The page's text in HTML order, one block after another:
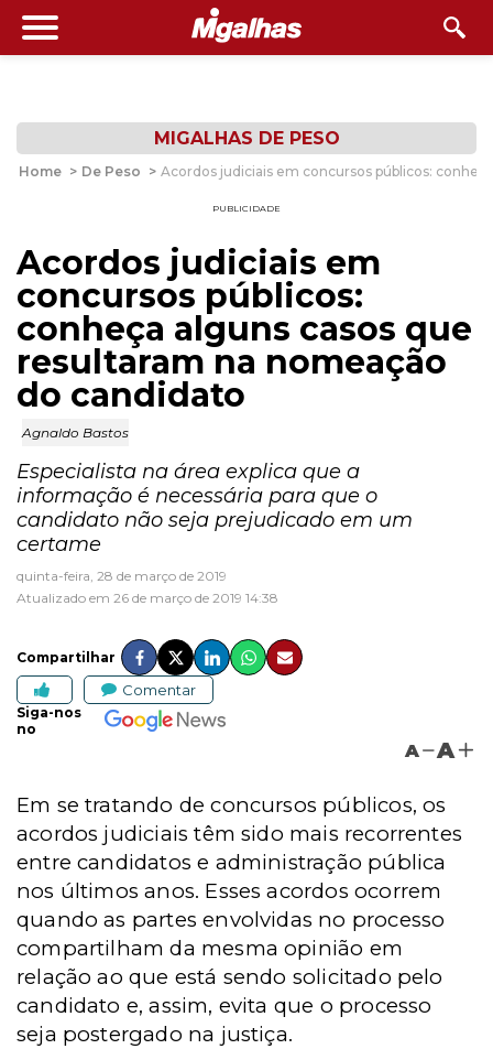
MIGALHAS DE PESO
Home > De Peso > Acordos judiciais em concursos públicos:
PUBLICIDADE
Acordos judiciais em
concursos públicos:
conheça alguns casos que
resultaram na nomeação
do candidato
Agnaldo Bastos
Especialista na área explica que a
informação é necessária para que o
candidato não seja prejudicado em um
certame
quinta-feira, 28 de março de 2019
Atualizado em 26 de março de 2019 14:38
Compartilhar
Comentar
Siga-nos
no
A A
Em se tratando de concursos públicos, os
acordos judiciais têm sido mais recorrentes
entre candidatos e administração pública
nos últimos anos. Esses acordos ocorrem
quando as partes envolvidas no processo
compartilham da mesma opinião em
relação ao que está sendo solicitado pelo
candidato e, assim, evita que o processo
seja postergado na justiça.